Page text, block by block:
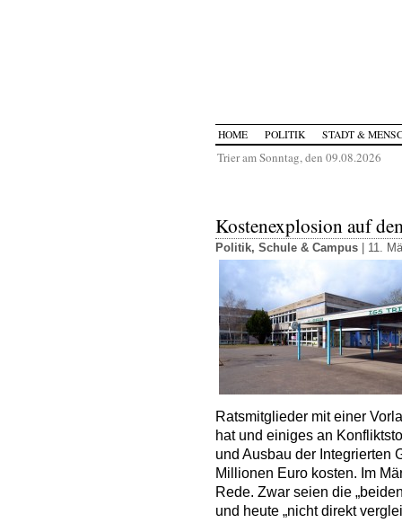
HOME POLITIK STADT &
Trier am Sonntag, den 09.08.2026
Kostenexplosion auf
Politik, Schule & Campus | 11.
Ratsmitglieder mit einer
hat und einiges an
und Ausbau der Integrierten
Millionen Euro kosten. Im
Rede. Zwar seien die
und heute „nicht direkt